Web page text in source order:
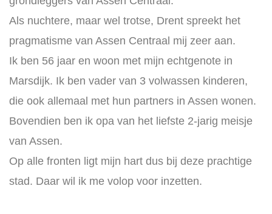
Als nuchtere, maar wel trotse, Drent spreekt het
pragmatisme van Assen Centraal mij zeer aan.
Ik ben 56 jaar en woon met mijn echtgenote in
Marsdijk. Ik ben vader van 3 volwassen kinderen,
die ook allemaal met hun partners in Assen wonen.
Bovendien ben ik opa van het liefste 2-jarig meisje
van Assen.
Op alle fronten ligt mijn hart dus bij deze prachtige
stad. Daar wil ik me volop voor inzetten.